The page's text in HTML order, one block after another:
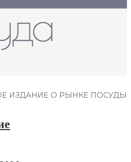
ИЗДАНИЕ О РЫНКЕ ПОСУДЫ